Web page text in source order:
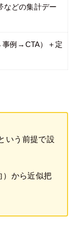
などの集計デー
例→CTA）＋定
いう前提で設
）から近似把